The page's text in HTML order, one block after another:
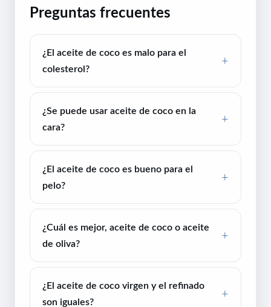
Preguntas frecuentes
¿El aceite de coco es malo para el
colesterol?
¿Se puede usar aceite de coco en la
cara?
¿El aceite de coco es bueno para el
pelo?
¿Cuál es mejor, aceite de coco o aceite
de oliva?
¿El aceite de coco virgen y el refinado
son iguales?